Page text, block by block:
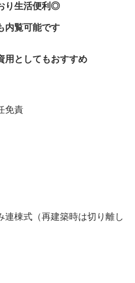
り生活便利◎
内覧可能です
用としてもおすすめ
免責
連棟式（再建築時は切り離し